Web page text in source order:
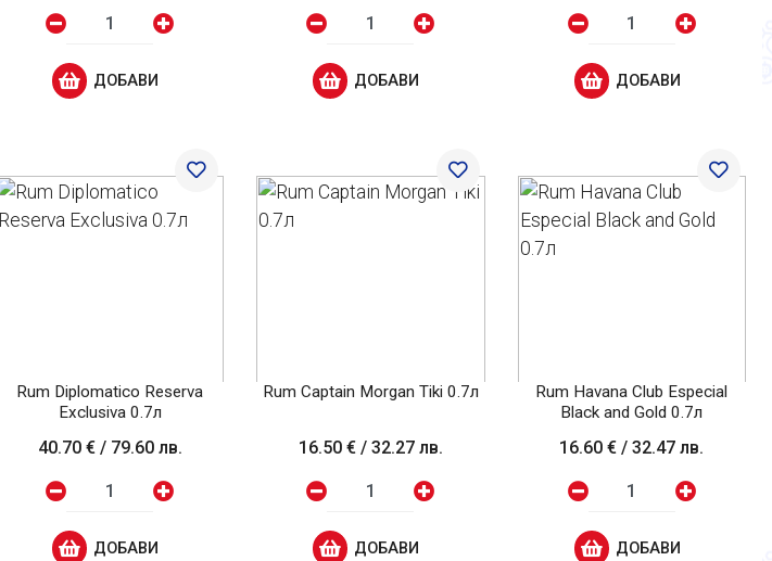
ДОБАВИ ДОБАВИ ДОБАВИ
Rum Diplomatico Reserva
Exclusiva 0.7л
40.70 €/ 79.60 лв.
ДОБАВИ
Rum Captain Morgan Tiki 0.7л
16.50 €/ 32.27 лв.
ДОБАВИ
Rum Havana Club Especial
Black and Gold 0.7л
16.60 € /32.47 лв.
ДОБАВИ